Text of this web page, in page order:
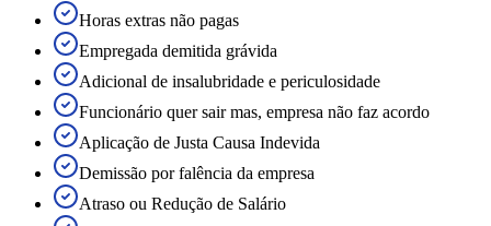
Horas extras não pagas
Empregada demitida grávida
Adicional de insalubridade e periculosidade
Funcionário quer sair mas, empresa não faz acordo
Aplicação de Justa Causa Indevida
Demissão por falência da empresa
Atraso ou Redução de Salário